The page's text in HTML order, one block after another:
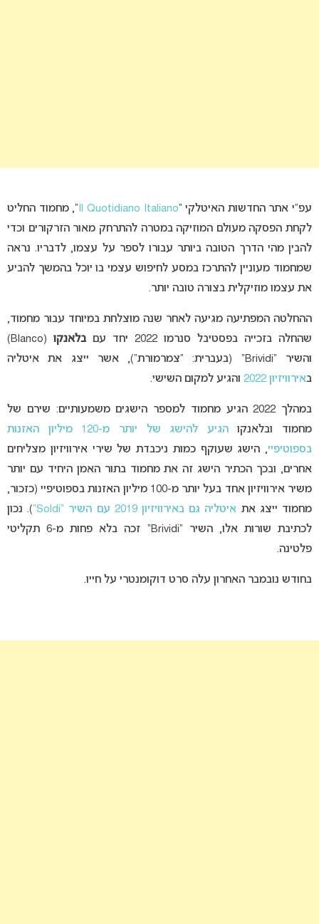
עפ”י אתר החדשות האיטלקי “Il Quotidiano Italiano“, מחמוד החליט
לקחת הפסקה מעולם המוזיקה במטרה להתרחק מאור הזרקורים וכדי
להבין מהי הדרך הטובה ביותר עבורו לספר על עצמו, לדבריו. נראה
שמחמוד מעוניין להתרכז במסע לחיפוש עצמי בו יוכל בהמשך להביע
את עצמו מוזיקלית בצורה טובה יותר.
ההחלטה המפתיעה מגיעה לאחר שנה מוצלחת במיוחד עבור מחמוד,
שהחלה בזכייה בפסטיבל סנרמו 2022 יחד עם
בלאנקו
(Blanco)
והשיר “Brividi” (בעברית: “צמרמורת”), אשר ייצג את איטליה
באירוויזיון 2022 והגיע למקום השישי.
במהלך 2022 הגיע מחמוד למספר הישגים משמעותיים: שירם של
מחמוד ובלאנקו
הגיע להישג של יותר מ-120 מיליון האזנות
בספוטיפיי, הישג שעוקף כמות ניכבדת של שירי אירוויזיון מצליחים
אחרים, ובכך הכתיר הישג זה את מחמוד בתור האמן היחיד עם יותר
משיר אירוויזיון אחד בעל יותר מ-100 מיליון האזנות בספוטיפיי (כזכור,
מחמוד ייצג את איטליה גם באירוויזיון 2019 עם השיר “Soldi”
). נכון
לכתיבת שורות אלו, השיר “Brividi” זכה בלא פחות מ-6 תקליטי
פלטינה.
בחודש נובמבר האחרון עלה סרט דוקומנטרי על חייו.